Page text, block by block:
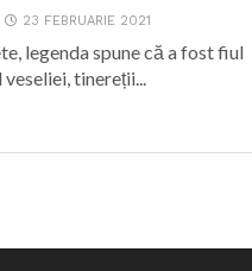
23 FEBRUARIE 2021
legenda spune că a fost fiul
tinereții...